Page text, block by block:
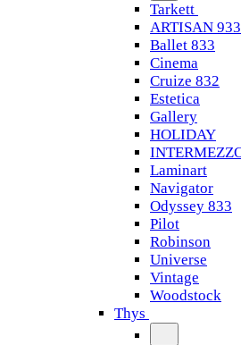
Tarkett
ARTISAN 933
Ballet 833
Cinema
Cruize 832
Estetica
Gallery
HOLIDAY
Laminart
Navigator
Odyssey 833
Pilot
Robinson
Universe
Vintage
Woodstock
Thys